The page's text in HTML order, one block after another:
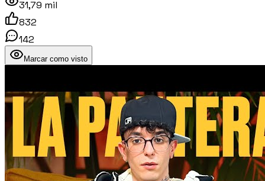
31,79 mil
832
142
Marcar como visto